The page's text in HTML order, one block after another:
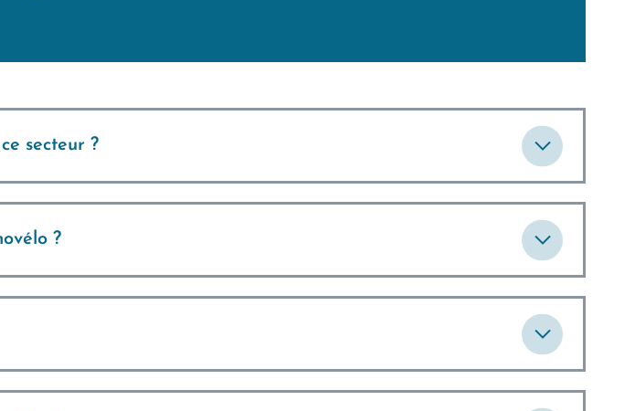
secteur ?
?